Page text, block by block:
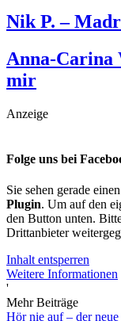
Nik P. –
Anna-Carina
mir
Anzeige
Folge uns bei
Sie sehen gerade
Plugin. Um auf den
den Button unten.
Drittanbieter
Inhalt entsperren
Weitere Informationen
'
Mehr Beiträge
Hör nie auf – der